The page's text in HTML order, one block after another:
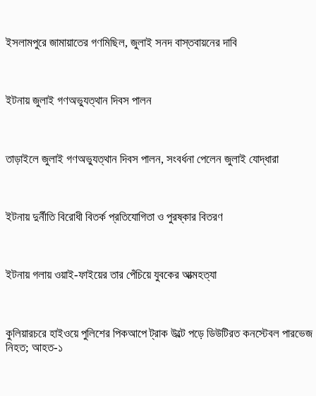
ইসলামপুরে জামায়াতের গণমিছিল, জুলাই সনদ বাস্তবায়নের দাবি
ইটনায় জুলাই গণঅভ্যুত্থান দিবস পালন
তাড়াইলে জুলাই গণঅভ্যুত্থান দিবস পালন, সংবর্ধনা পেলেন জুলাই যোদ্ধারা
ইটনায় দুর্নীতি বিরোধী বিতর্ক প্রতিযোগিতা ও পুরষ্কার বিতরণ
ইটনায় গলায় ওয়াই-ফাইয়ের তার পেঁচিয়ে যুবকের আত্মহত্যা
কুলিয়ারচরে হাইওয়ে পুলিশের পিকআপে ট্রাক উল্টে পড়ে ডিউটিরত কনস্টেবল পারভেজ
নিহত; আহত-১